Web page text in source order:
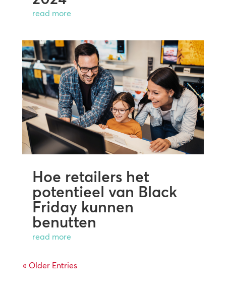
read more
Hoe retailers het
potentieel van Black
Friday kunnen
benutten
read more
« Older Entries